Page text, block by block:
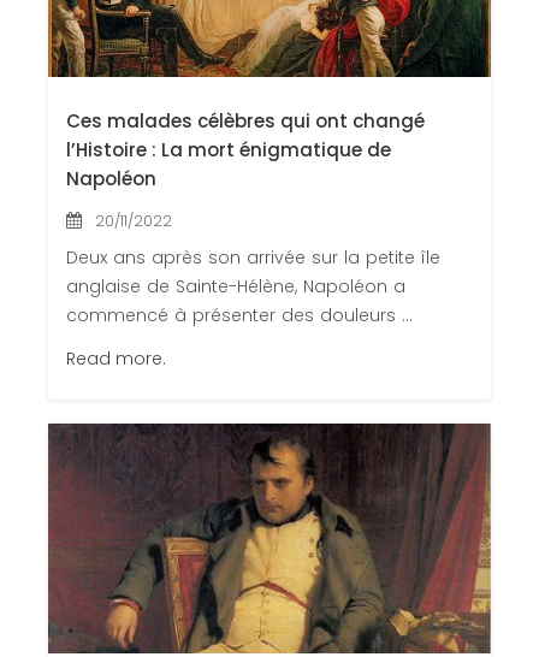
Ces malades célèbres qui ont changé
l’Histoire : La mort énigmatique de
Napoléon
20/11/2022
Deux ans après son arrivée sur la petite île
anglaise de Sainte-Hélène, Napoléon a
commencé à présenter des douleurs ...
Read more.